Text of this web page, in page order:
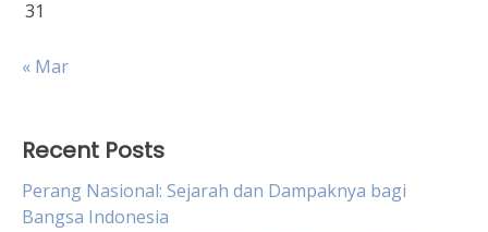
31
« Mar
Recent Posts
Perang Nasional: Sejarah dan Dampaknya bagi
Bangsa Indonesia